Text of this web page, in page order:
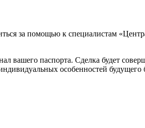
за помощью к специалистам
паспорта. Сделка будет
особенностей будущего